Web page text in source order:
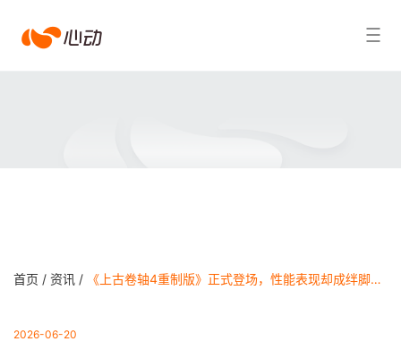
爱搜索结果
首页 / 资讯 / 《上古卷轴4重制版》正式登场，性能表现却成绊脚石 - 爱游戏APP体育官网
2026-06-20